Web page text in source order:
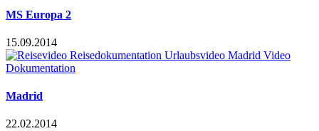
MS Europa 2
15.09.2014
Madrid
22.02.2014